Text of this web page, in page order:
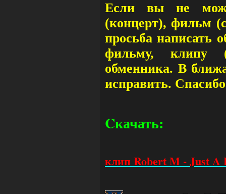
Если вы не
(концерт), фильм
просьба написать
фильму, клипу
обменника. В
исправить.
Cкачать:
клип Robert M - Just A